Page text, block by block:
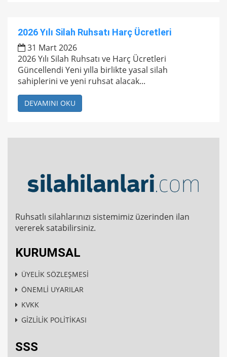
2026 Yılı Silah Ruhsatı Harç Ücretleri
31 Mart 2026
2026 Yılı Silah Ruhsatı ve Harç Ücretleri
Güncellendi Yeni yılla birlikte yasal silah
sahiplerini ve yeni ruhsat alacak...
DEVAMINI OKU
Ruhsatlı silahlarınızı sistemimiz üzerinden ilan
vererek satabilirsiniz.
KURUMSAL
ÜYELİK SÖZLEŞMESİ
ÖNEMLİ UYARILAR
KVKK
GİZLİLİK POLİTİKASI
SSS